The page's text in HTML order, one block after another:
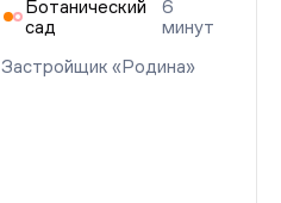
Ботанический
сад
6
минут
Застройщик «Родина»